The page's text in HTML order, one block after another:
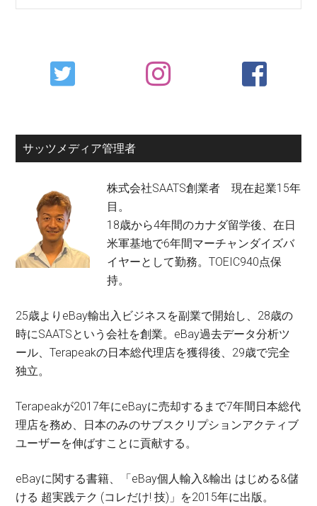
Primary
Sidebar
サッツメディア管理者
株式会社SAATS創業者 現在起業15年
目。
18歳から4年間のカナダ留学後、在日
米軍基地で6年間マーチャンダイズバ
イヤーとして勤務。TOEIC940点保
持。
25歳よりeBay輸出入ビジネスを副業で開始し、28歳の
時にSAATSという会社を創業。eBay過去データ分析ツ
ール、Terapeakの日本総代理店を獲得後、29歳で完全
独立。
Terapeakが2017年にeBayに売却するまで7年間日本総代
理店を務め、日本のみのサブスクリプションアクティブ
ユーザーを伸ばすことに貢献する。
eBayに関する書籍、「eBay個人輸入&輸出 はじめる&儲
ける 超実践テク (コレだけ! 技)」を2015年に出版。